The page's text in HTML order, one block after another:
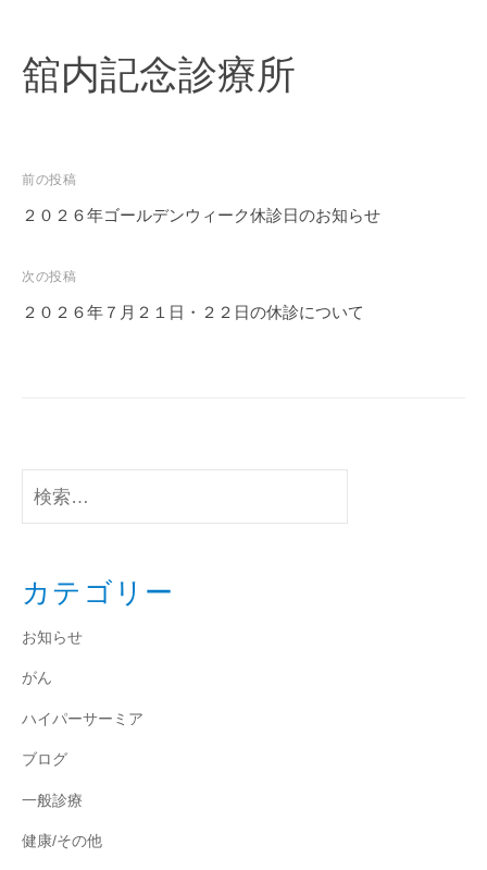
舘内記念診療所
投
稿
ビ
ゲ
前の投稿
２０２６年ゴールデンウィーク休診日のお知らせ
次の投稿
２０２６年７月２１日・２２日の休診について
検
索:
カテゴリー
お知らせ
がん
ハイパーサーミア
ブログ
一般診療
健康/その他